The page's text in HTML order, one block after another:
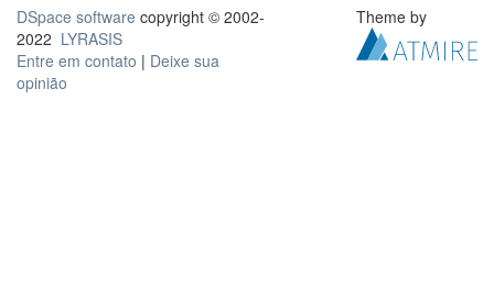
DSpace software copyright © 2002-
2022 LYRASIS
Entre em contato | Deixe sua
opinião
Theme by